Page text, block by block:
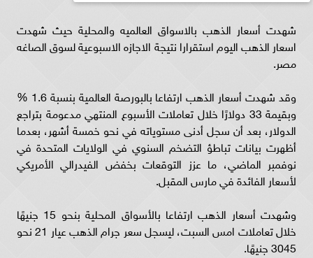
شهدت أسعار الذهب بالاسواق العالميه والمحلية حيث شهدت
اسعار الذهب اليوم استقرارا نتيجة الاجازه الاسبوعية لسوق الصاغه
مصر.
وقد شهدت أسعار الذهب ارتفاعا بالبورصة العالمية بنسبة 1.6 %
وبقيمة 33 دولارًا خلال تعاملات الأسبوع المنتهي مدعومة بتراجع
الدولار، بعد أن سجل أدنى مستوياته في نحو خمسة أشهر، بعدما
أظهرت بيانات تباطؤ التضخم السنوي في الولايات المتحدة في
نوفمبر الماضي، ما عزز التوقعات بخفض الفيدرالي الأمريكي
لأسعار الفائدة في مارس المقبل.
وشهدت أسعار الذهب ارتفاعا بالأسواق المحلية بنحو 15 جنيهًا
خلال تعاملات امس السبت، ليسجل سعر جرام الذهب عيار 21 نحو
3045 جنيهًا.